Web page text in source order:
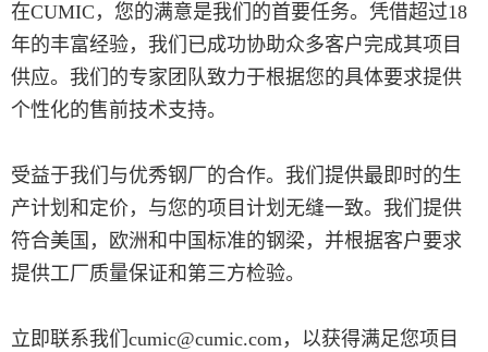
在CUMIC，您的满意是我们的首要任务。凭借超过18
年的丰富经验，我们已成功协助众多客户完成其项目
供应。我们的专家团队致力于根据您的具体要求提供
个性化的售前技术支持。
受益于我们与优秀钢厂的合作。我们提供最即时的生
产计划和定价，与您的项目计划无缝一致。我们提供
符合美国，欧洲和中国标准的钢梁，并根据客户要求
提供工厂质量保证和第三方检验。
立即联系我们cumic@cumic.com，以获得满足您项目